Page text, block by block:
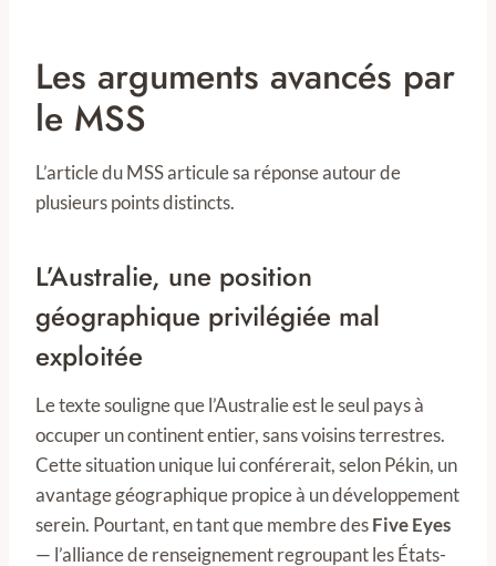
Les arguments avancés par
le MSS
L’article du MSS articule sa réponse autour de
plusieurs points distincts.
L’Australie, une position
géographique privilégiée mal
exploitée
Le texte souligne que l’Australie est le seul pays à
occuper un continent entier, sans voisins terrestres.
Cette situation unique lui conférerait, selon Pékin, un
avantage géographique propice à un développement
serein. Pourtant, en tant que membre desFive Eyes
— l’alliance de renseignement regroupant les États-